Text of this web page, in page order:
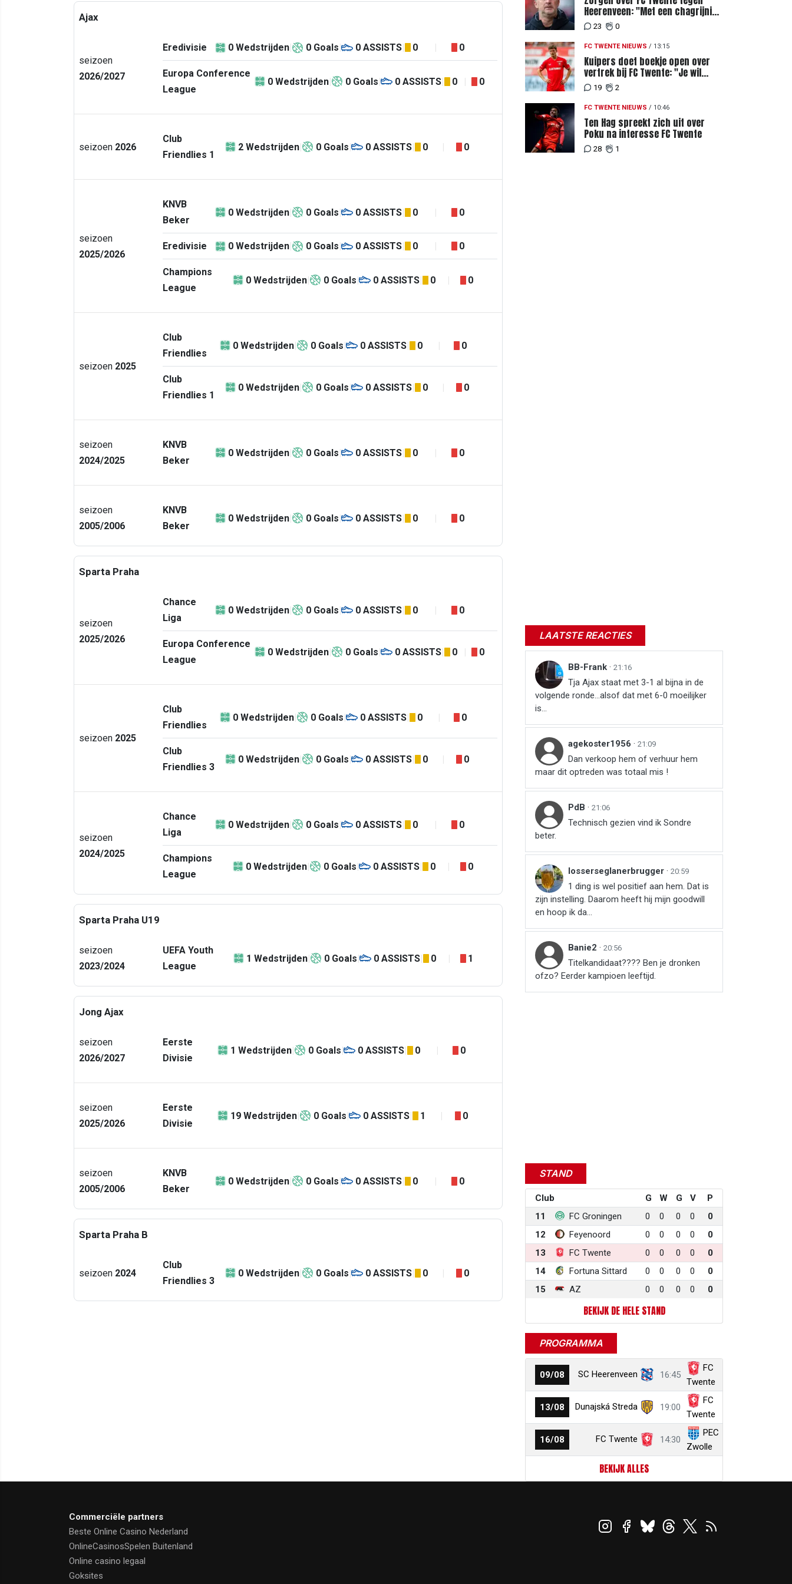
Ajax
seizoen
2026/2027
Eredivisie 0 Wedstrijden 0 Goals 0 ASSISTS 0 0
Europa Conference
League
0 Wedstrijden 0 Goals 0 ASSISTS 0 0
seizoen 2026
Club
Friendlies 1
2 Wedstrijden 0 Goals 0 ASSISTS 0 0
seizoen
2025/2026
KNVB
Beker
0 Wedstrijden 0 Goals 0 ASSISTS 0 0
Eredivisie 0 Wedstrijden 0 Goals 0 ASSISTS 0 0
Champions
League
0 Wedstrijden 0 Goals 0 ASSISTS 0 0
seizoen 2025
Club
Friendlies
0 Wedstrijden 0 Goals 0 ASSISTS 0 0
Club
Friendlies 1
0 Wedstrijden 0 Goals 0 ASSISTS 0 0
seizoen
2024/2025
KNVB
Beker
0 Wedstrijden 0 Goals 0 ASSISTS 0 0
seizoen
2005/2006
KNVB
Beker
0 Wedstrijden 0 Goals 0 ASSISTS 0 0
Sparta Praha
seizoen
2025/2026
Chance
Liga
0 Wedstrijden 0 Goals 0 ASSISTS 0 0
Europa Conference
League
0 Wedstrijden 0 Goals 0 ASSISTS 0 0
seizoen 2025
Club
Friendlies
0 Wedstrijden 0 Goals 0 ASSISTS 0 0
Club
Friendlies 3
0 Wedstrijden 0 Goals 0 ASSISTS 0 0
seizoen
2024/2025
Chance
Liga
0 Wedstrijden 0 Goals 0 ASSISTS 0 0
Champions
League
0 Wedstrijden 0 Goals 0 ASSISTS 0 0
Sparta Praha U19
seizoen
2023/2024
UEFA Youth
League
1 Wedstrijden 0 Goals 0 ASSISTS 0 1
Jong Ajax
seizoen
2026/2027
Eerste
Divisie
1 Wedstrijden 0 Goals 0 ASSISTS 0 0
seizoen
2025/2026
Eerste
Divisie
19 Wedstrijden 0 Goals 0 ASSISTS 1 0
seizoen
2005/2006
KNVB
Beker
0 Wedstrijden 0 Goals 0 ASSISTS 0 0
Sparta Praha B
seizoen 2024
Club
Friendlies 3
0 Wedstrijden 0 Goals 0 ASSISTS 0 0
Heerenveen: "Met een chagrijnig
gevoel richting Slowakije"
23 0
FC TWENTE NIEUWS / 13:15
Kuipers doet boekje open over
vertrek bij FC Twente: "Je wil
ergens heen waar mensen je
waarderen"
19 2
FC TWENTE NIEUWS / 10:46
Ten Hag spreekt zich uit over
Poku na interesse FC Twente
28 1
LAATSTE REACTIES
BB-Frank · 21:16
Tja Ajax staat met 3-1 al bijna in de
volgende ronde...alsof dat met 6-0 moeilijker
is...
agekoster1956 · 21:09
Dan verkoop hem of verhuur hem
maar dit optreden was totaal mis !
PdB · 21:06
Technisch gezien vind ik Sondre
beter.
losserseglanerbrugger · 20:59
1 ding is wel positief aan hem. Dat is
zijn instelling. Daarom heeft hij mijn goodwill
en hoop ik da...
Banie2 · 20:56
Titelkandidaat???? Ben je dronken
ofzo? Eerder kampioen leeftijd.
STAND
Club G W G V
P
11
FC Groningen 0 0 0 0
0
12
Feyenoord 0 0 0 0
0
13
FC Twente 0 0 0 0
0
14
Fortuna Sittard 0 0 0 0
0
15
AZ 0 0 0 0 0
BEKIJK DE HELE STAND
PROGRAMMA
09/08 SC Heerenveen 16:45
FC
Twente
13/08 Dunajská Streda 19:00
FC
Twente
16/08 FC Twente 14:30
PEC
Zwolle
BEKIJK ALLES
Commerciële partners
Beste Online Casino Nederland
OnlineCasinosSpelen Buitenland
Online casino legaal
Goksites